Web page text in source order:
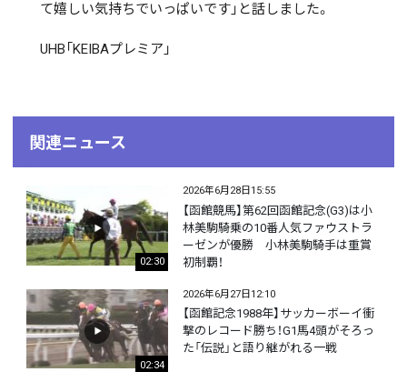
て嬉しい気持ちでいっぱいです」と話しました。
UHB「KEIBAプレミア」
関連ニュース
02:30
2026年6月28日15:55
【函館競馬】第62回函館記念(G3)は小
林美駒騎乗の10番人気ファウストラ
ーゼンが優勝 小林美駒騎手は重賞
初制覇！
02:34
2026年6月27日12:10
【函館記念1988年】サッカーボーイ衝
撃のレコード勝ち！G1馬4頭がそろっ
た「伝説」と語り継がれる一戦